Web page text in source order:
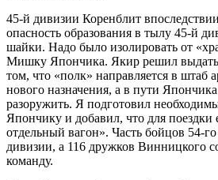
45-й дивизии Коренблит
опасность образования в тылу 45-й
шайки. Надо было изолировать от
Мишку Япончика. Якир решил
том, что «полк» направляется в штаб
нового назначения, а в пути
разоружить. Я подготовил
Япончику и добавил, что для поездки
отдельный вагон». Часть бойцов 54-го
дивизии, а 116 дружков Винницкого
команду.